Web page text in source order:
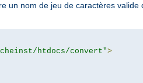
un nom de jeu de caractères
htdocs/convert">